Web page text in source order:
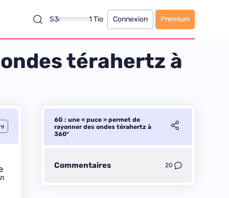
S3 1 Tio Connexion Premium
térahertz à
6G : une « puce » permet de
rayonner des ondes térahertz à
360°
Commentaires 20